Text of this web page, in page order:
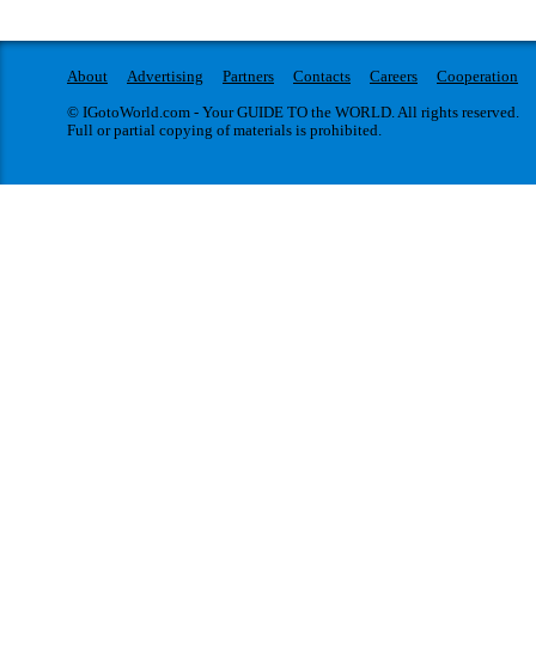
About Advertising Partners Contacts Careers
Cooperation
© IGotoWorld.com - Your GUIDE TO the WORLD. All rights reserved.
Full or partial copying of materials is prohibited.